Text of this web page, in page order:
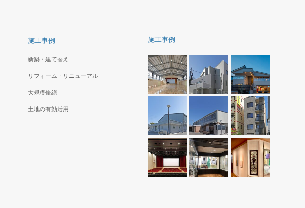
施工事例
新築・建て替え
リフォーム・リニューアル
大規模修繕
土地の有効活用
施工事例